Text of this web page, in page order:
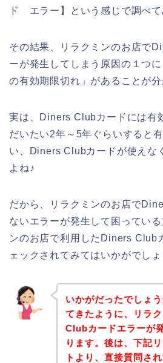
ド エラー】という感じで調べて
その結果、リラクミンのお店で
ーが発生してしまう原因の１つ
の有効期限切れ」があることが分
実は、Diners Clubカードには有
だいたい2年～5年ぐらいすると
い、Diners Clubカードが使えな
よね♪
だから、リラクミンのお店で
ないエラーが発生して困ってい
ンのお店で利用したDiners Club
ェックされてみてはいかがでしょ
いかがだったでしょ
てきたように、リラ
Clubカードエラーが
ります。後は、下記
トより、直接質問さ